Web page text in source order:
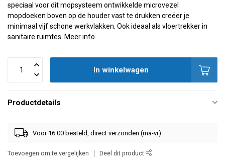
speciaal voor dit mopsysteem ontwikkelde microvezel
mopdoeken boven op de houder vast te drukken creëer je
minimaal vijf schone werkvlakken. Ook ideaal als vloertrekker in
sanitaire ruimtes. Meer info
In winkelwagen
Productdetails
Voor 16:00 besteld, direct verzonden (ma-vr)
Toevoegen om te vergelijken Deel dit product